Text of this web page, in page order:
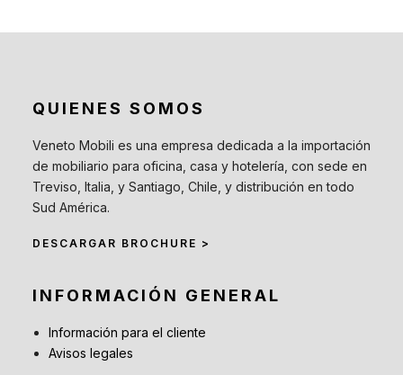
QUIENES SOMOS
Veneto Mobili es una empresa dedicada a la importación
de mobiliario para oficina, casa y hotelería, con sede en
Treviso, Italia, y Santiago, Chile, y distribución en todo
Sud América.
DESCARGAR BROCHURE >
INFORMACIÓN GENERAL
Información para el cliente
Avisos legales